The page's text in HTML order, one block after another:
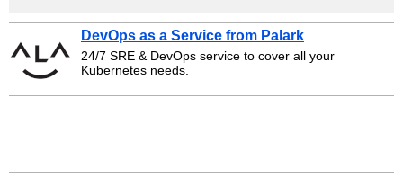
DevOps as a Service from Palark
24/7 SRE & DevOps service to cover all your
Kubernetes needs.